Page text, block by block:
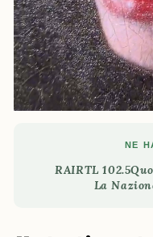
NE
RAIRTL 102.5
La